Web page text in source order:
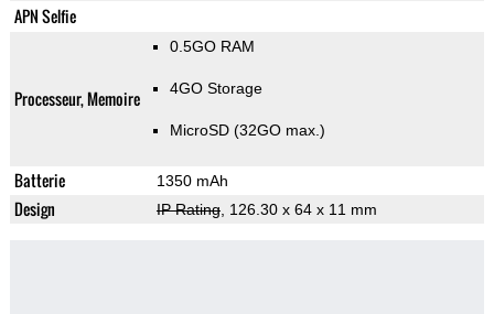
APN Selfie
Processeur, Memoire
0.5GO RAM
4GO Storage
MicroSD (32GO max.)
Batterie 1350 mAh
Design IP Rating, 126.30 x 64 x 11 mm